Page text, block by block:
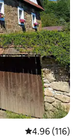
Ukadiriaji wa
4.96 (116)